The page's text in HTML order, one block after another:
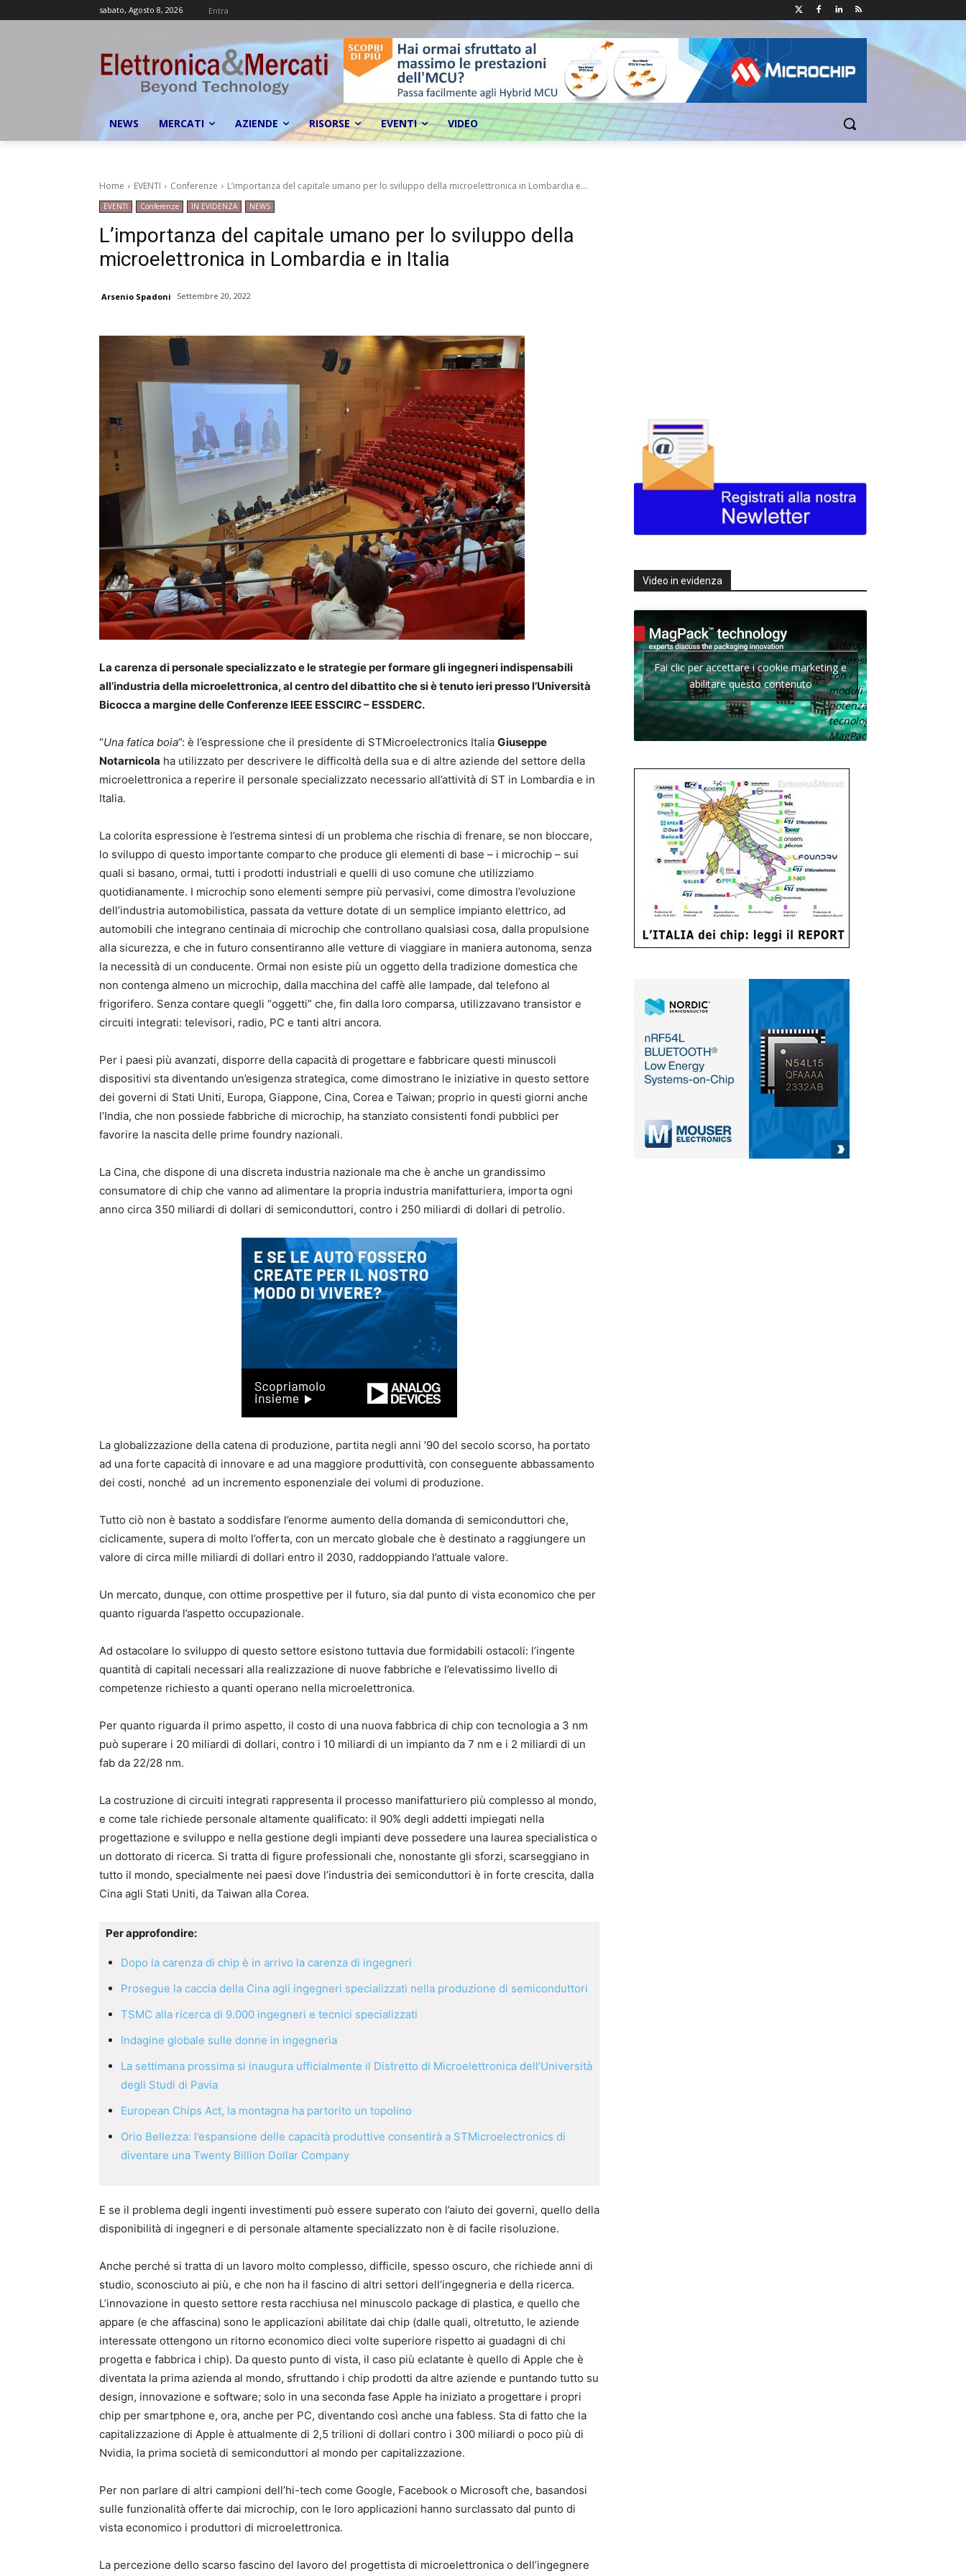
sabato, Agosto 8, 2026 Entra
NEWS MERCATI AZIENDE RISORSE EVENTI VIDEO
Home EVENTI Conferenze L’importanza del capitale umano per lo sviluppo della microelettronica in Lombardia e...
EVENTI Conferenze IN EVIDENZA NEWS
L’importanza del capitale umano per lo sviluppo della
microelettronica in Lombardia e in Italia
Arsenio Spadoni Settembre 20, 2022
La carenza di personale specializzato e le strategie per formare gli ingegneri indispensabili
all’industria della microelettronica, al centro del dibattito che si è tenuto ieri presso l’Università
Bicocca a margine delle Conferenze IEEE ESSCIRC – ESSDERC.
“Una fatica boia”: è l’espressione che il presidente di STMicroelectronics Italia Giuseppe
Notarnicola ha utilizzato per descrivere le difficoltà della sua e di altre aziende del settore della
microelettronica a reperire il personale specializzato necessario all’attività di ST in Lombardia e in
Italia.
La colorita espressione è l’estrema sintesi di un problema che rischia di frenare, se non bloccare,
lo sviluppo di questo importante comparto che produce gli elementi di base – i microchip – sui
quali si basano, ormai, tutti i prodotti industriali e quelli di uso comune che utilizziamo
quotidianamente. I microchip sono elementi sempre più pervasivi, come dimostra l’evoluzione
dell’industria automobilistica, passata da vetture dotate di un semplice impianto elettrico, ad
automobili che integrano centinaia di microchip che controllano qualsiasi cosa, dalla propulsione
alla sicurezza, e che in futuro consentiranno alle vetture di viaggiare in maniera autonoma, senza
la necessità di un conducente. Ormai non esiste più un oggetto della tradizione domestica che
non contenga almeno un microchip, dalla macchina del caffè alle lampade, dal telefono al
frigorifero. Senza contare quegli “oggetti” che, fin dalla loro comparsa, utilizzavano transistor e
circuiti integrati: televisori, radio, PC e tanti altri ancora.
Per i paesi più avanzati, disporre della capacità di progettare e fabbricare questi minuscoli
dispositivi sta diventando un’esigenza strategica, come dimostrano le iniziative in questo settore
dei governi di Stati Uniti, Europa, Giappone, Cina, Corea e Taiwan; proprio in questi giorni anche
l’India, che non possiede fabbriche di microchip, ha stanziato consistenti fondi pubblici per
favorire la nascita delle prime foundry nazionali.
La Cina, che dispone di una discreta industria nazionale ma che è anche un grandissimo
consumatore di chip che vanno ad alimentare la propria industria manifatturiera, importa ogni
anno circa 350 miliardi di dollari di semiconduttori, contro i 250 miliardi di dollari di petrolio.
La globalizzazione della catena di produzione, partita negli anni ’90 del secolo scorso, ha portato
ad una forte capacità di innovare e ad una maggiore produttività, con conseguente abbassamento
dei costi, nonché ad un incremento esponenziale dei volumi di produzione.
Tutto ciò non è bastato a soddisfare l’enorme aumento della domanda di semiconduttori che,
ciclicamente, supera di molto l’offerta, con un mercato globale che è destinato a raggiungere un
valore di circa mille miliardi di dollari entro il 2030, raddoppiando l’attuale valore.
Un mercato, dunque, con ottime prospettive per il futuro, sia dal punto di vista economico che per
quanto riguarda l’aspetto occupazionale.
Ad ostacolare lo sviluppo di questo settore esistono tuttavia due formidabili ostacoli: l’ingente
quantità di capitali necessari alla realizzazione di nuove fabbriche e l’elevatissimo livello di
competenze richiesto a quanti operano nella microelettronica.
Per quanto riguarda il primo aspetto, il costo di una nuova fabbrica di chip con tecnologia a 3 nm
può superare i 20 miliardi di dollari, contro i 10 miliardi di un impianto da 7 nm e i 2 miliardi di un
fab da 22/28 nm.
La costruzione di circuiti integrati rappresenta il processo manifatturiero più complesso al mondo,
e come tale richiede personale altamente qualificato: il 90% degli addetti impiegati nella
progettazione e sviluppo e nella gestione degli impianti deve possedere una laurea specialistica o
un dottorato di ricerca. Si tratta di figure professionali che, nonostante gli sforzi, scarseggiano in
tutto il mondo, specialmente nei paesi dove l’industria dei semiconduttori è in forte crescita, dalla
Cina agli Stati Uniti, da Taiwan alla Corea.
Per approfondire:
Dopo la carenza di chip è in arrivo la carenza di ingegneri
Prosegue la caccia della Cina agli ingegneri specializzati nella produzione di semiconduttori
TSMC alla ricerca di 9.000 ingegneri e tecnici specializzati
Indagine globale sulle donne in ingegneria
La settimana prossima si inaugura ufficialmente il Distretto di Microelettronica dell’Università
degli Studi di Pavia
European Chips Act, la montagna ha partorito un topolino
Orio Bellezza: l’espansione delle capacità produttive consentirà a STMicroelectronics di
diventare una Twenty Billion Dollar Company
E se il problema degli ingenti investimenti può essere superato con l’aiuto dei governi, quello della
disponibilità di ingegneri e di personale altamente specializzato non è di facile risoluzione.
Anche perché si tratta di un lavoro molto complesso, difficile, spesso oscuro, che richiede anni di
studio, sconosciuto ai più, e che non ha il fascino di altri settori dell’ingegneria e della ricerca.
L’innovazione in questo settore resta racchiusa nel minuscolo package di plastica, e quello che
appare (e che affascina) sono le applicazioni abilitate dai chip (dalle quali, oltretutto, le aziende
interessate ottengono un ritorno economico dieci volte superiore rispetto ai guadagni di chi
progetta e fabbrica i chip). Da questo punto di vista, il caso più eclatante è quello di Apple che è
diventata la prima azienda al mondo, sfruttando i chip prodotti da altre aziende e puntando tutto su
design, innovazione e software; solo in una seconda fase Apple ha iniziato a progettare i propri
chip per smartphone e, ora, anche per PC, diventando così anche una fabless. Sta di fatto che la
capitalizzazione di Apple è attualmente di 2,5 trilioni di dollari contro i 300 miliardi o poco più di
Nvidia, la prima società di semiconduttori al mondo per capitalizzazione.
Per non parlare di altri campioni dell’hi-tech come Google, Facebook o Microsoft che, basandosi
sulle funzionalità offerte dai microchip, con le loro applicazioni hanno surclassato dal punto di
vista economico i produttori di microelettronica.
La percezione dello scarso fascino del lavoro del progettista di microelettronica o dell’ingegnere
Video in evidenza
Texas
raddoppia
la densità
con i
moduli di
potenza con
tecnologia
MagPack.
Fai clic per accettare i cookie marketing e
abilitare questo contenuto